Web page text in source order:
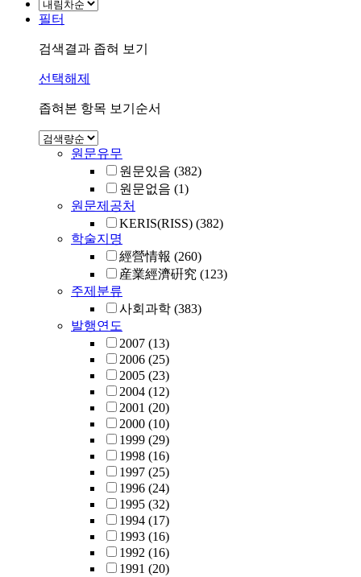
필터
검색결과 좁혀 보기
선택해제
좁혀본 항목 보기순서
원문유무
원문있음 (382)
원문없음 (1)
원문제공처
KERIS(RISS) (382)
학술지명
經營情報 (260)
産業經濟硏究 (123)
주제분류
사회과학 (383)
발행연도
2007 (13)
2006 (25)
2005 (23)
2004 (12)
2001 (20)
2000 (10)
1999 (29)
1998 (16)
1997 (25)
1996 (24)
1995 (32)
1994 (17)
1993 (16)
1992 (16)
1991 (20)